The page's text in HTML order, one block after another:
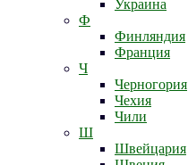
Украина
Ф
Финляндия
Франция
Ч
Черногория
Чехия
Чили
Ш
Швейцария